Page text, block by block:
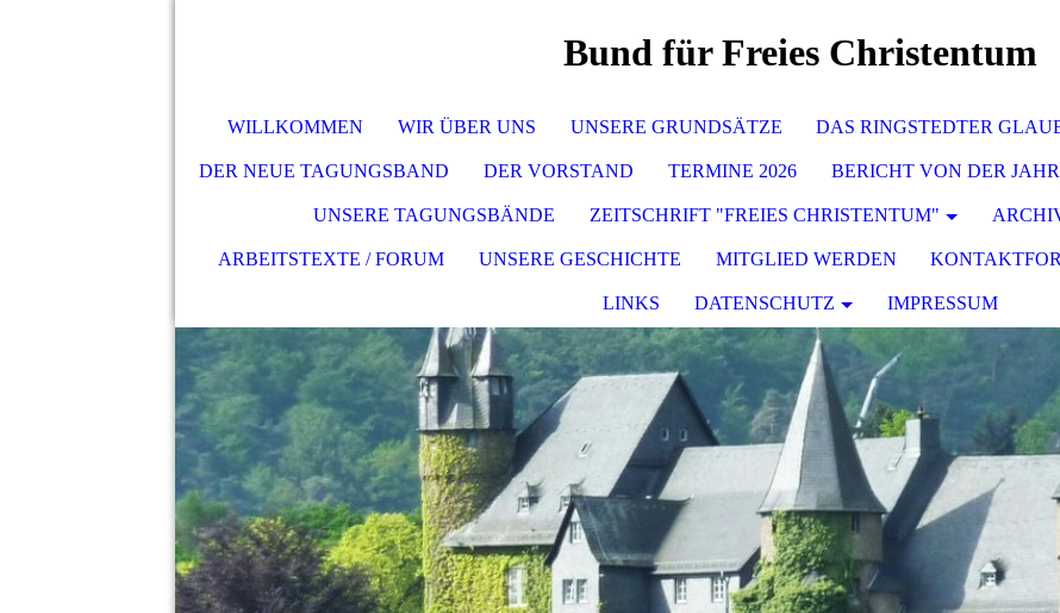
Bund für Freies Christentum
WILLKOMMEN WIR ÜBER UNS UNSERE GRUNDSÄTZE DAS RINGSTEDTER
DER NEUE TAGUNGSBAND DER VORSTAND TERMINE 2026 BERICHT VON DER
UNSERE TAGUNGSBÄNDE ZEITSCHRIFT "FREIES CHRISTENTUM"
ARBEITSTEXTE / FORUM UNSERE GESCHICHTE MITGLIED WERDEN
LINKS DATENSCHUTZ IMPRESSUM